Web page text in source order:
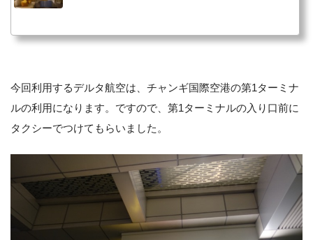
今回利用するデルタ航空は、チャンギ国際空港の第1ターミナ
ルの利用になります。ですので、第1ターミナルの入り口前に
タクシーでつけてもらいました。